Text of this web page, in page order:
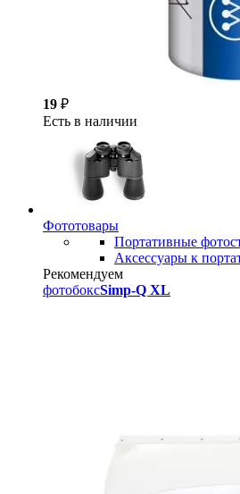
19 ₽
Есть в наличии
Фототовары
Портативные
Аксессуары к
Рекомендуем
фотобоксSimp-Q XL